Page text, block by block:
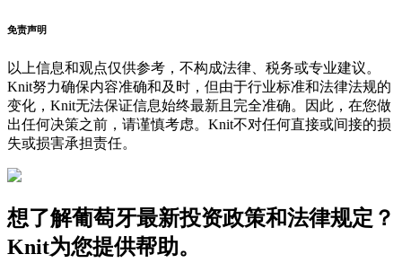
免责声明
以上信息和观点仅供参考，不构成法律、税务或专业建议。
Knit努力确保内容准确和及时，但由于行业标准和法律法规的
变化，Knit无法保证信息始终最新且完全准确。因此，在您做
出任何决策之前，请谨慎考虑。Knit不对任何直接或间接的损
失或损害承担责任。
想了解葡萄牙最新投资政策和法律规定？
Knit为您提供帮助。